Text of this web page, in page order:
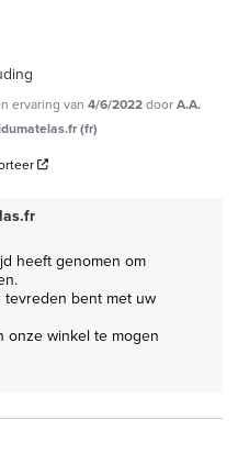
ervaring van 4/6/2022doorA.A.
(fr)